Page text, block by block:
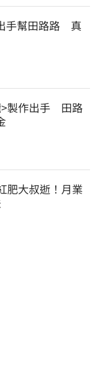
手幫田路路　真
製作出手　田路
肥大叔逝！月業